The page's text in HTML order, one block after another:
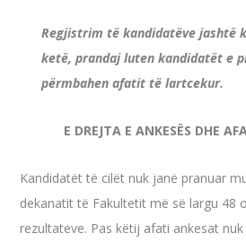
Regjistrim të kandidatëve jashtë
ketë, prandaj luten kandidatët e
përmbahen afatit të lartcekur.
E DREJTA E ANKESËS DHE
Kandidatët të cilët nuk janë pranuar
dekanatit të Fakultetit më së largu 48
rezultateve. Pas këtij afati ankesat